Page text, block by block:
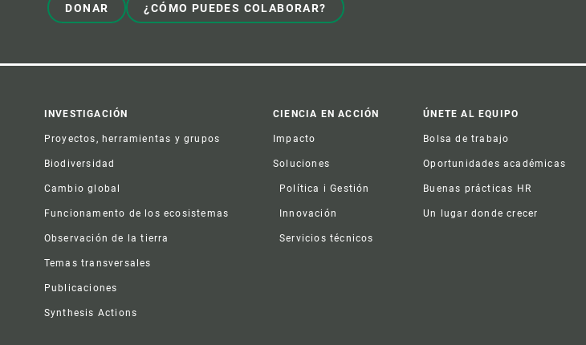
DONAR ¿CÓMO PUEDES COLABORAR?
INVESTIGACIÓN
Proyectos, herramientas y grupos
Biodiversidad
Cambio global
Funcionamento de los ecosistemas
Observación de la tierra
Temas transversales
Publicaciones
Synthesis Actions
CIENCIA EN ACCIÓN
Impacto
Soluciones
Política i Gestión
Innovación
Servicios técnicos
ÚNETE AL EQUIPO
Bolsa de trabajo
Oportunidades académicas
Buenas prácticas HR
Un lugar donde crecer